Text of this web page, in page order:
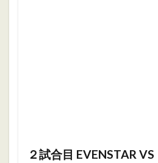
２試合目 EVENSTAR VS